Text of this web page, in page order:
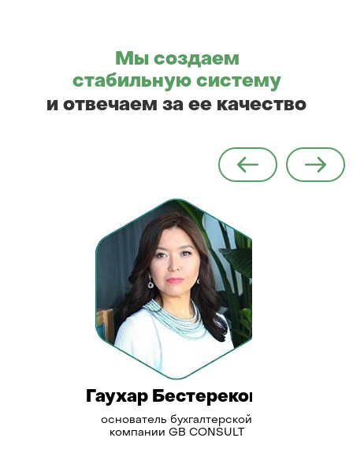
и отвечаем за ее качество
Мы создаем
стабильную систему
Гаухар Бестерекова
основатель бухгалтерской
компании GB CONSULT